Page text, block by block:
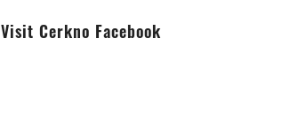
Visit Cerkno Facebook